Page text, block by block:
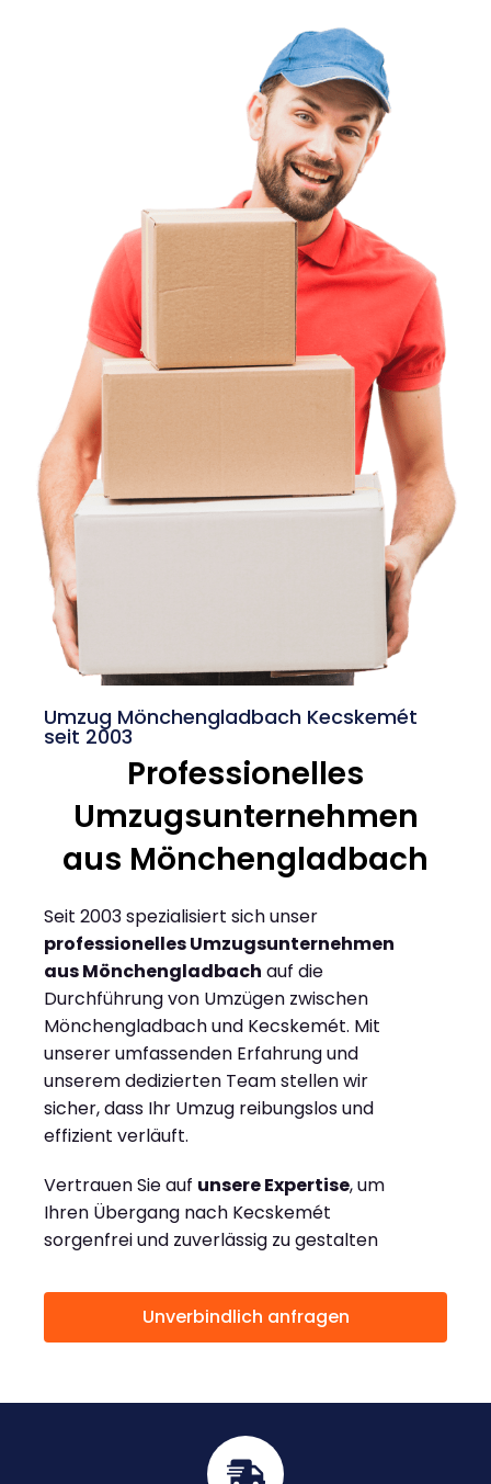
Umzug Mönchengladbach Kecskemét
seit 2003
Professionelles
Umzugsunternehmen
aus Mönchengladbach
Seit 2003 spezialisiert sich unser
professionelles Umzugsunternehmen
aus Mönchengladbach auf die
Durchführung von Umzügen zwischen
Mönchengladbach und Kecskemét. Mit
unserer umfassenden Erfahrung und
unserem dedizierten Team stellen wir
sicher, dass Ihr Umzug reibungslos und
effizient verläuft.
Vertrauen Sie auf unsere Expertise, um
Ihren Übergang nach Kecskemét
sorgenfrei und zuverlässig zu gestalten
Unverbindlich anfragen